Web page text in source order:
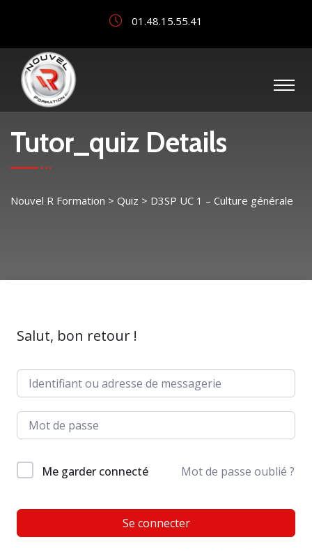
01.48.15.55.41
Tutor_quiz Details
Nouvel R Formation > Quiz > D3SP UC 1 – Culture générale
Salut, bon retour !
Me garder connecté Mot de passe oublié ?
Se connecter